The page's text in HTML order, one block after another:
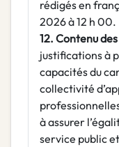
rédigés en
2026 à 12 h 00.
12. Contenu
justifications à
capacités du
collectivité
à assurer
service public